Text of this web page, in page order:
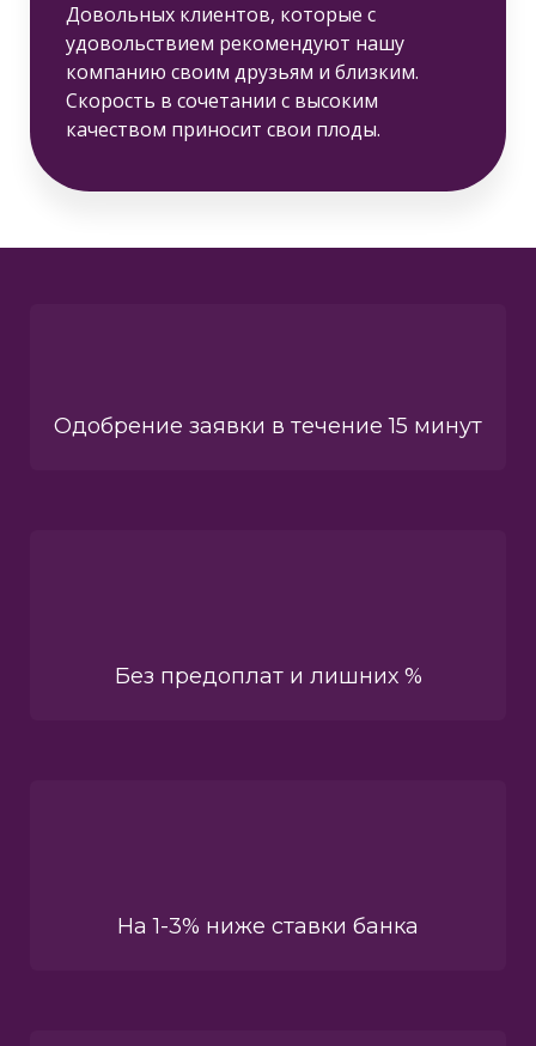
Довольных клиентов, которые с
удовольствием рекомендуют нашу
компанию своим друзьям и близким.
Скорость в сочетании с высоким
качеством приносит свои плоды.
Одобрение заявки в течение 15 минут
Без предоплат и лишних %
На 1-3% ниже ставки банка